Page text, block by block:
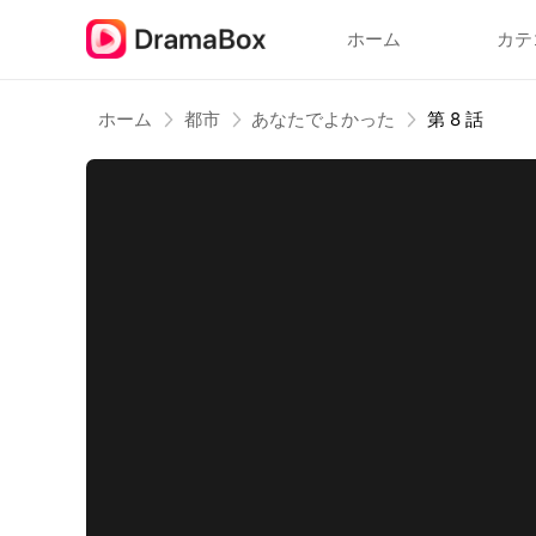
ホーム カ
ホーム 都市 あなたでよかった 第 8 話